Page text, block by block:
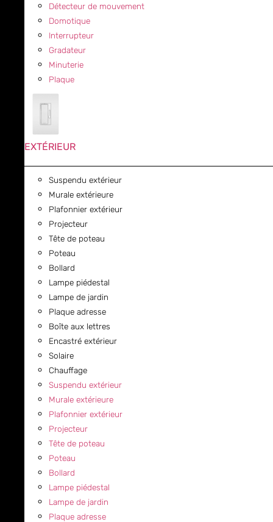
Détecteur de mouvement
Domotique
Interrupteur
Gradateur
Minuterie
Plaque
EXTÉRIEUR
Suspendu extérieur
Murale extérieure
Plafonnier extérieur
Projecteur
Tête de poteau
Poteau
Bollard
Lampe piédestal
Lampe de jardin
Plaque adresse
Boîte aux lettres
Encastré extérieur
Solaire
Chauffage
Suspendu extérieur
Murale extérieure
Plafonnier extérieur
Projecteur
Tête de poteau
Poteau
Bollard
Lampe piédestal
Lampe de jardin
Plaque adresse